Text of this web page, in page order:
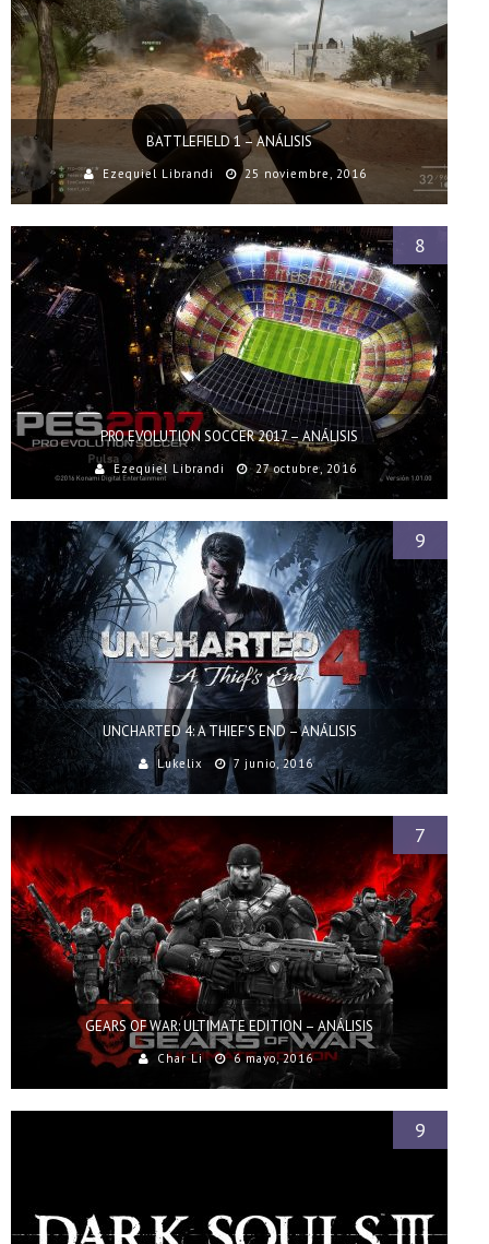
BATTLEFIELD 1 – ANÁLISIS
Ezequiel Librandi 25 noviembre, 2016
PRO EVOLUTION SOCCER 2017 – ANÁLISIS
Ezequiel Librandi 27 octubre, 2016
8
UNCHARTED 4: A THIEF’S END – ANÁLISIS
Lukelix 7 junio, 2016
9
GEARS OF WAR: ULTIMATE EDITION – ANÁLISIS
Char Li 6 mayo, 2016
7
9